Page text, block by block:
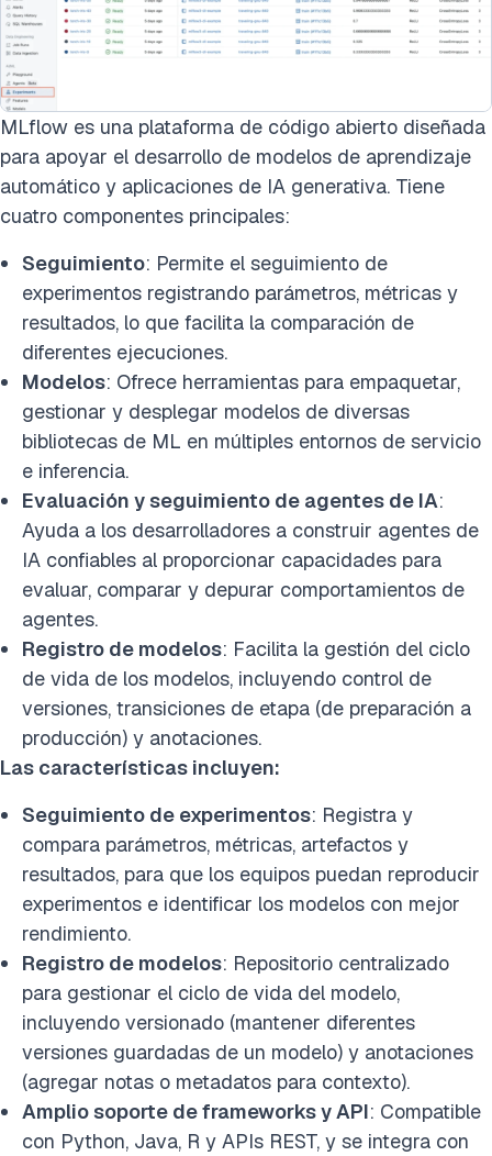
MLflow es una plataforma de código abierto diseñada
para apoyar el desarrollo de modelos de aprendizaje
automático y aplicaciones de IA generativa. Tiene
cuatro componentes principales:
Seguimiento: Permite el seguimiento de
experimentos registrando parámetros, métricas y
resultados, lo que facilita la comparación de
diferentes ejecuciones.
Modelos: Ofrece herramientas para empaquetar,
gestionar y desplegar modelos de diversas
bibliotecas de ML en múltiples entornos de servicio
e inferencia.
Evaluación y seguimiento de agentes de IA:
Ayuda a los desarrolladores a construir agentes de
IA confiables al proporcionar capacidades para
evaluar, comparar y depurar comportamientos de
agentes.
Registro de modelos: Facilita la gestión del ciclo
de vida de los modelos, incluyendo control de
versiones, transiciones de etapa (de preparación a
producción) y anotaciones.
Las características incluyen:
Seguimiento de experimentos: Registra y
compara parámetros, métricas, artefactos y
resultados, para que los equipos puedan reproducir
experimentos e identificar los modelos con mejor
rendimiento.
Registro de modelos: Repositorio centralizado
para gestionar el ciclo de vida del modelo,
incluyendo versionado (mantener diferentes
versiones guardadas de un modelo) y anotaciones
(agregar notas o metadatos para contexto).
Amplio soporte de frameworks y API: Compatible
con Python, Java, R y APIs REST, y se integra con